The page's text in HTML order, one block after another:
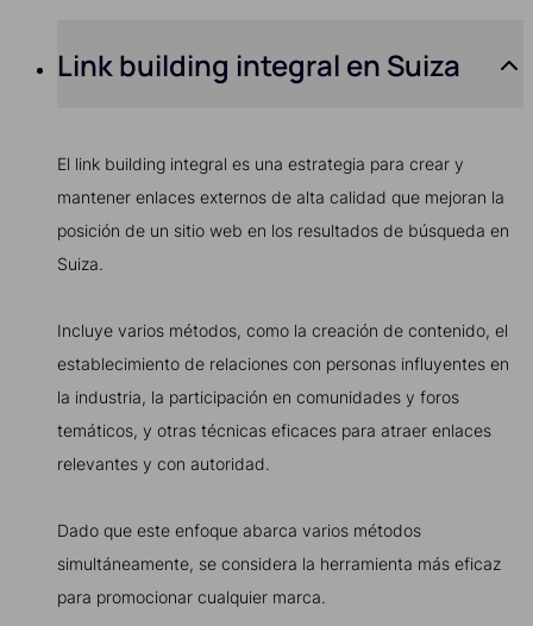
Link building integral en Suiza
El link building integral es una estrategia para crear y
mantener enlaces externos de alta calidad que mejoran la
posición de un sitio web en los resultados de búsqueda en
Suiza.
Incluye varios métodos, como la creación de contenido, el
establecimiento de relaciones con personas influyentes en
la industria, la participación en comunidades y foros
temáticos, y otras técnicas eficaces para atraer enlaces
relevantes y con autoridad.
Dado que este enfoque abarca varios métodos
simultáneamente, se considera la herramienta más eficaz
para promocionar cualquier marca.